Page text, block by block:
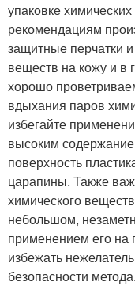
упаковке
рекомендациям
защитные перчатки
веществ на кожу и в
хорошо
вдыхания паров
избегайте
высоким
поверхность
царапины. Также
химического
небольшом,
применением его
избежать
безопасности метода.